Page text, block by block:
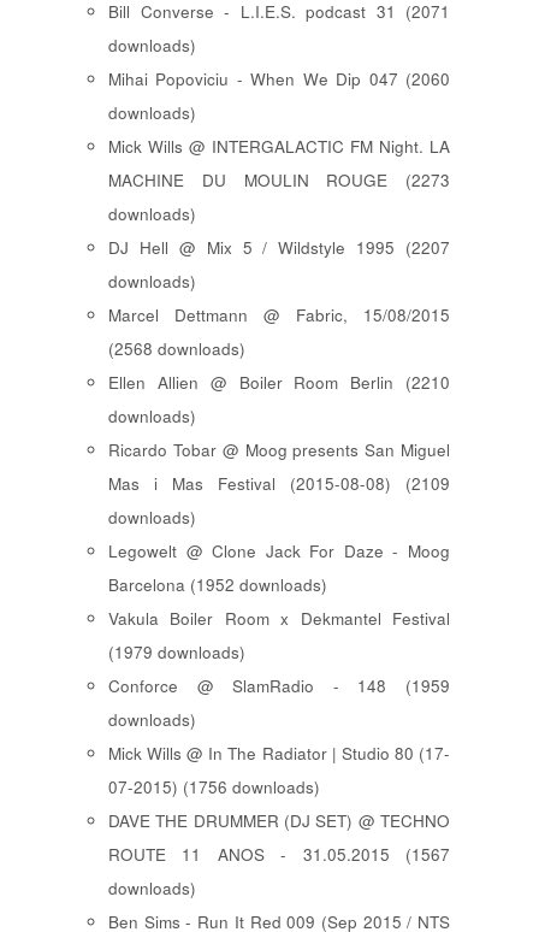
Bill Converse - L.I.E.S. podcast 31 (2071
downloads)
Mihai Popoviciu - When We Dip 047 (2060
downloads)
Mick Wills @ INTERGALACTIC FM Night. LA
MACHINE DU MOULIN ROUGE (2273
downloads)
DJ Hell @ Mix 5 / Wildstyle 1995 (2207
downloads)
Marcel Dettmann @ Fabric, 15/08/2015
(2568 downloads)
Ellen Allien @ Boiler Room Berlin (2210
downloads)
Ricardo Tobar @ Moog presents San Miguel
Mas i Mas Festival (2015-08-08) (2109
downloads)
Legowelt @ Clone Jack For Daze - Moog
Barcelona (1952 downloads)
Vakula Boiler Room x Dekmantel Festival
(1979 downloads)
Conforce @ SlamRadio - 148 (1959
downloads)
Mick Wills @ In The Radiator | Studio 80 (17-
07-2015) (1756 downloads)
DAVE THE DRUMMER (DJ SET) @ TECHNO
ROUTE 11 ANOS - 31.05.2015 (1567
downloads)
Ben Sims - Run It Red 009 (Sep 2015 / NTS